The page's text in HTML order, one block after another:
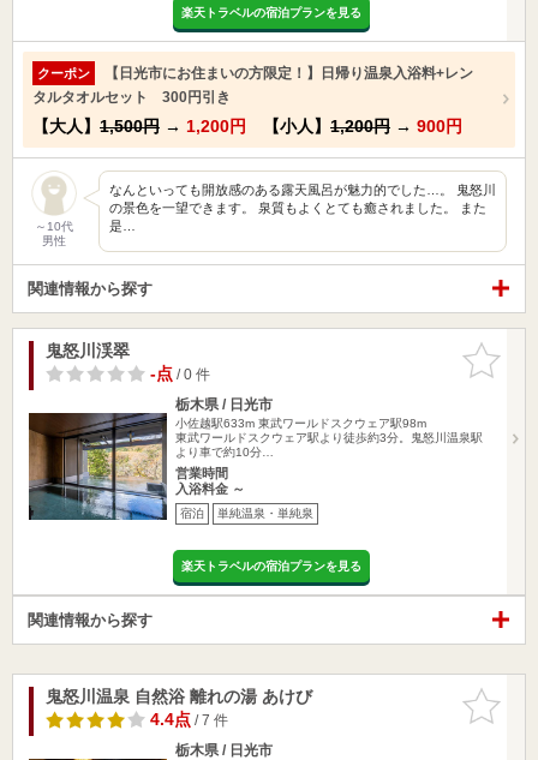
楽天トラベルの宿泊プランを見る
クーポン
【日光市にお住まいの方限定！】日帰り温泉入浴料+レン
タルタオルセット 300円引き
【大人】 1,500円 → 1,200円 【小人】 1,200円 → 900円
～10代
男性
なんといっても開放感のある露天風呂が魅力的でした…。 鬼怒川
の景色を一望できます。 泉質もよくとても癒されました。 また
是…
関連情報から探す
お気に入
りに追加
鬼怒川渓翠
-点/ 0 件
栃木県 / 日光市
小佐越駅633m 東武ワールドスクウェア駅98m
東武ワールドスクウェア駅より徒歩約3分。鬼怒川温泉駅
より車で約10分…
営業時間
入浴料金 ～
宿泊 単純温泉・単純泉
楽天トラベルの宿泊プランを見る
関連情報から探す
お気に入
りに追加
鬼怒川温泉 自然浴 離れの湯 あけび
4.4点/ 7 件
栃木県 / 日光市